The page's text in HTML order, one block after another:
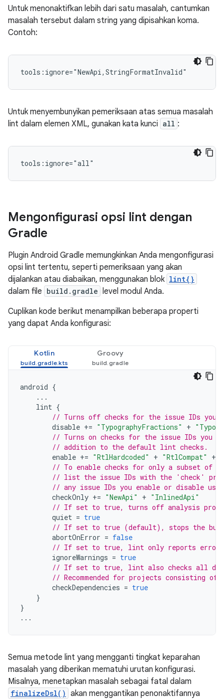
Untuk menonaktifkan lebih dari satu masalah, cantumkan
masalah tersebut dalam string yang dipisahkan koma.
Contoh:
tools:ignore="NewApi,StringFormatInvalid"
Untuk menyembunyikan pemeriksaan atas semua masalah
lint dalam elemen XML, gunakan kata kunci all :
tools:ignore="all"
Mengonfigurasi opsi lint dengan
Gradle
Plugin Android Gradle memungkinkan Anda mengonfigurasi
opsi lint tertentu, seperti pemeriksaan yang akan
dijalankan atau diabaikan, menggunakan blok lint{}
dalam file build.gradle
level modul Anda.
Cuplikan kode berikut menampilkan beberapa properti
yang dapat Anda konfigurasi:
Kotlin Groovy
android {
...
lint {
// Turns off checks for the issue IDs you
disable += "TypographyFractions" +
// Turns on checks for the issue IDs you
// addition to the default lint checks.
enable += "RtlHardcoded" + "RtlCompat" +
// To enable checks for only a subset of
// list the issue IDs with the 'check'
// any issue IDs you enable or disable
checkOnly += "NewApi" + "InlinedApi"
// If set to true, turns off analysis
quiet = true
// If set to true (default), stops the
abortOnError = false
// If set to true, lint only reports
ignoreWarnings = true
// If set to true, lint also checks all
// Recommended for projects consisting of
checkDependencies = true
}
}
...
Semua metode lint yang mengganti tingkat keparahan
masalah yang diberikan mematuhi urutan konfigurasi.
Misalnya, menetapkan masalah sebagai fatal dalam
finalizeDsl() akan menggantikan penonaktifannya